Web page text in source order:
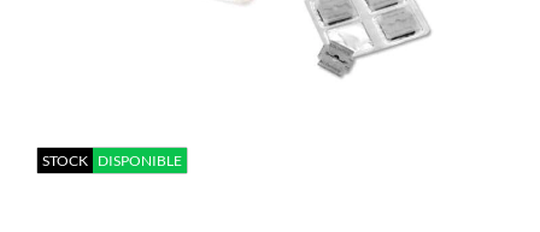
STOCK DISPONIBLE